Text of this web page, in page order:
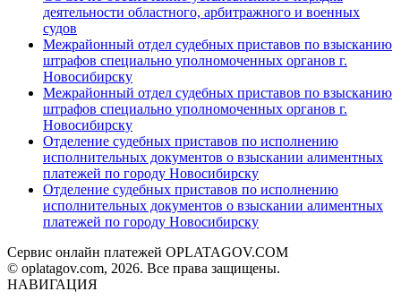
деятельности областного, арбитражного и военных
судов
Межрайонный отдел судебных приставов по взысканию
штрафов специально уполномоченных органов г.
Новосибирску
Межрайонный отдел судебных приставов по взысканию
штрафов специально уполномоченных органов г.
Новосибирску
Отделение судебных приставов по исполнению
исполнительных документов о взыскании алиментных
платежей по городу Новосибирску
Отделение судебных приставов по исполнению
исполнительных документов о взыскании алиментных
платежей по городу Новосибирску
Сервис онлайн платежей OPLATAGOV.COM
© oplatagov.com, 2026. Все права защищены.
НАВИГАЦИЯ